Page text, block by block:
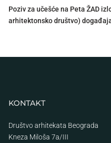
Poziv za učešće na Peta ŽAD
arhitektonsko društvo)
KONTAKT
Društvo arhitekata Beograda
Kneza Miloša 7a/III